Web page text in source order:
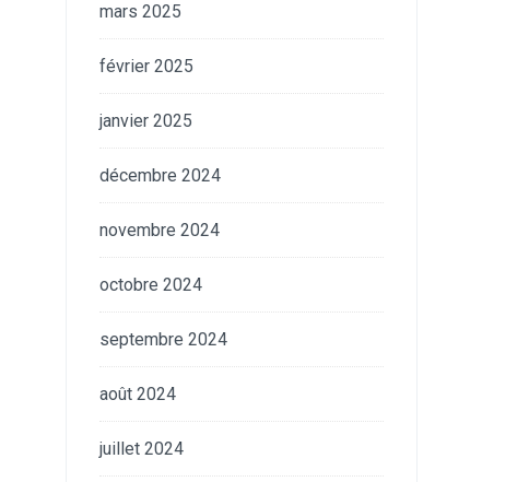
mars 2025
février 2025
janvier 2025
décembre 2024
novembre 2024
octobre 2024
septembre 2024
août 2024
juillet 2024